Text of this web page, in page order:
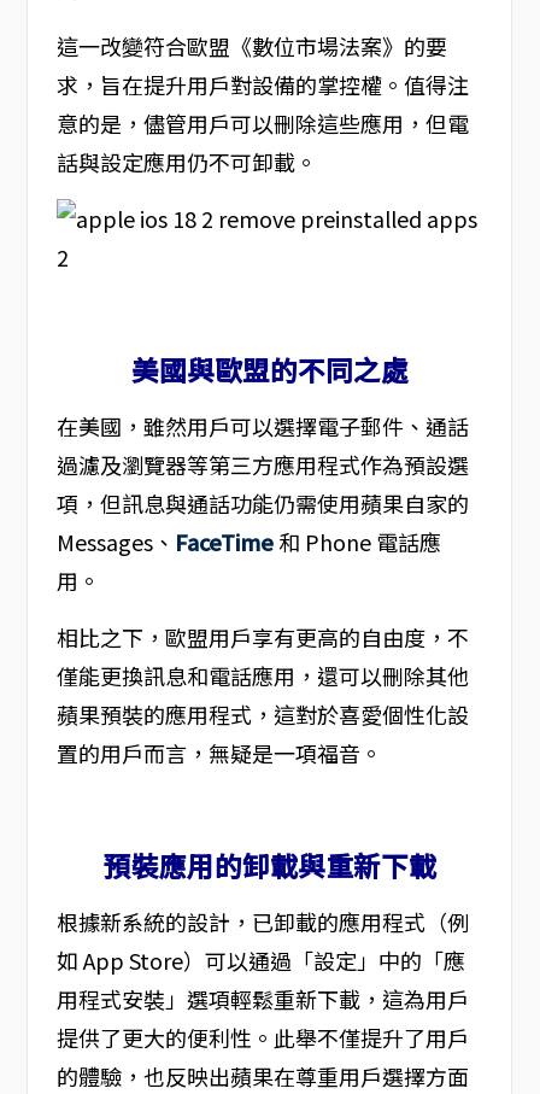
這一改變符合歐盟《數位市場法案》的要
求，旨在提升用戶對設備的掌控權。值得注
意的是，儘管用戶可以刪除這些應用，但電
話與設定應用仍不可卸載。
美國與歐盟的不同之處
在美國，雖然用戶可以選擇電子郵件、通話
過濾及瀏覽器等第三方應用程式作為預設選
項，但訊息與通話功能仍需使用蘋果自家的
Messages、 FaceTime和 Phone 電話應
用。
相比之下，歐盟用戶享有更高的自由度，不
僅能更換訊息和電話應用，還可以刪除其他
蘋果預裝的應用程式，這對於喜愛個性化設
置的用戶而言，無疑是一項福音。
預裝應用的卸載與重新下載
根據新系統的設計，已卸載的應用程式（例
如 App Store）可以通過「設定」中的「應
用程式安裝」選項輕鬆重新下載，這為用戶
提供了更大的便利性。此舉不僅提升了用戶
的體驗，也反映出蘋果在尊重用戶選擇方面